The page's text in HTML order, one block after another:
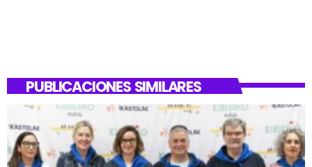
PUBLICACIONES SIMILARES